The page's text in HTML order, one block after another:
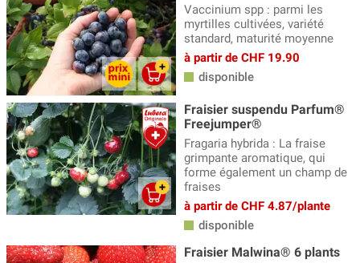
Vaccinium spp : parmi les
myrtilles cultivées, variété
standard, maturité moyenne
à partir de CHF 19.90
disponible
Fraisier suspendu Parfum®
Freejumper®
Fragaria hybrida : La fraise
grimpante aromatique, qui
forme également un champ de
fraises
à partir de CHF 4.87/plante
disponible
Fraisier Malwina® 6 plants